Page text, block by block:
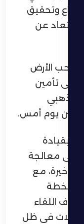
وتحقيق
عن
صاحب الأرض
برصيد 30 نقطة إلى تأمين
الذهبي
العين يوم أمس.
بقيادة
على معالجة
الأخيرة، مع
الخطة
اللقاء
في ظل